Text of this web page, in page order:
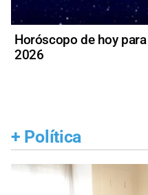
Horóscopo de hoy
2026
+ Política